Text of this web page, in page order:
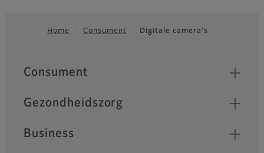
Home Consument Digitale camera's
Quick Links
Consument
Gezondheidszorg
Business